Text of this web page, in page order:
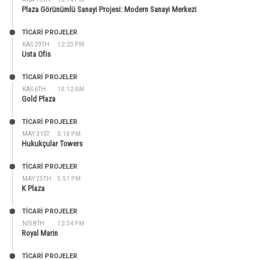
Plaza Görünümlü Sanayi Projesi: Modern Sanayi Merkezi
KAS 29TH 12:23 PM
TİCARİ PROJELER
Usta Ofis
KAS 6TH 10:12 AM
TİCARİ PROJELER
Gold Plaza
MAY 31ST 3:10 PM
TİCARİ PROJELER
Hukukçular Towers
MAY 25TH 5:51 PM
TİCARİ PROJELER
K Plaza
NIS 8TH 12:34 PM
TİCARİ PROJELER
Royal Marin
TİCARİ PROJELER